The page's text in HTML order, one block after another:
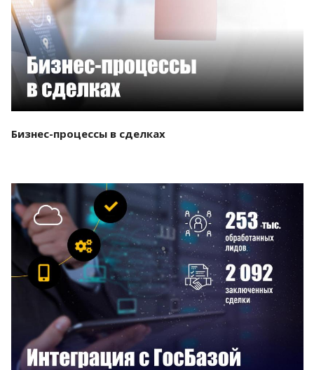
Бизнес-процессы в сделках
Смотреть проект